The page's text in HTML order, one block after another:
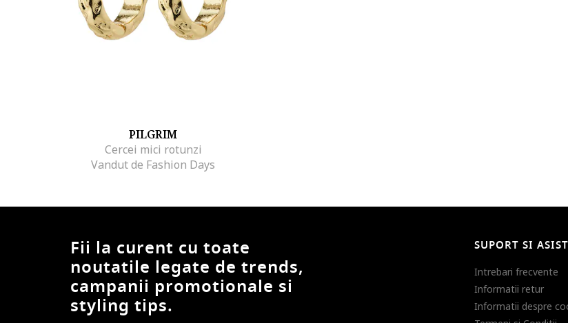
PILGRIM
Cercei mici rotunzi
Vandut de Fashion Days
Fii la curent cu toate
noutatile legate de trends,
campanii promotionale si
styling tips.
SUPORT SI
Intrebari frecvente
Informatii retur
Informatii despre